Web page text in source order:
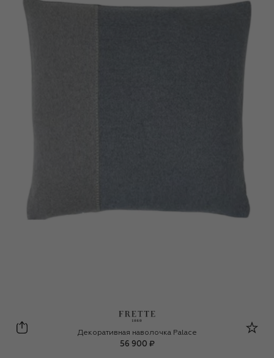
Frette
Декоративная наволочка Palace
56 900 ₽